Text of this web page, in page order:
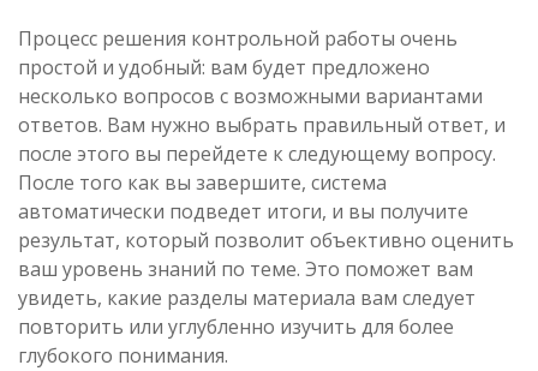
Процесс решения контрольной работы очень
простой и удобный: вам будет предложено
несколько вопросов с возможными вариантами
ответов. Вам нужно выбрать правильный ответ, и
после этого вы перейдете к следующему вопросу.
После того как вы завершите, система
автоматически подведет итоги, и вы получите
результат, который позволит объективно оценить
ваш уровень знаний по теме. Это поможет вам
увидеть, какие разделы материала вам следует
повторить или углубленно изучить для более
глубокого понимания.